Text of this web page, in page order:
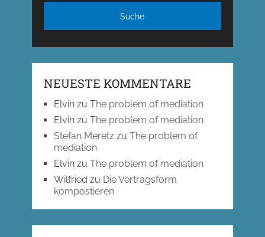
NEUESTE KOMMENTARE
Elvinzu The problem of mediation
Elvinzu The problem of mediation
Stefan Meretzzu The problem of
mediation
Elvinzu The problem of mediation
Wilfried zu Die Vertragsform
kompostieren